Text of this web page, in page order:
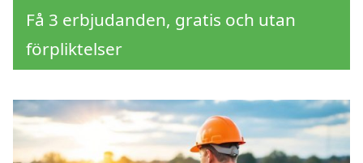
Få 3 erbjudanden, gratis och utan
förpliktelser